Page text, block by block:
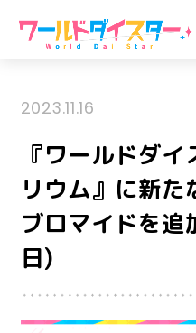
2023.11.16
『ワールドダ
リウム』に新
ブロマイドを
日)